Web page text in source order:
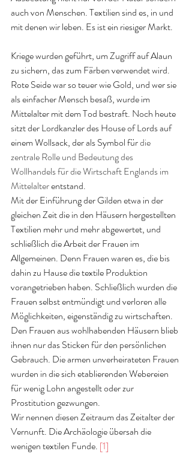
auch von Menschen. Textilien sind es, in und
mit denen wir leben. Es ist ein riesiger Markt.
Kriege wurden geführt, um Zugriff auf Alaun
zu sichern, das zum Färben verwendet wird.
Rote Seide war so teuer wie Gold, und wer sie
als einfacher Mensch besaß, wurde im
Mittelalter mit dem Tod bestraft. Noch heute
sitzt der Lordkanzler des House of Lords auf
einem Wollsack, der als Symbol für die
zentrale Rolle und Bedeutung des
Wollhandels für die Wirtschaft Englands im
Mittelalter entstand.
Mit der Einführung der Gilden etwa in der
gleichen Zeit die in den Häusern hergestellten
Textilien mehr und mehr abgewertet, und
schließlich die Arbeit der Frauen im
Allgemeinen. Denn Frauen waren es, die bis
dahin zu Hause die textile Produktion
vorangetrieben haben. Schließlich wurden die
Frauen selbst entmündigt und verloren alle
Möglichkeiten, eigenständig zu wirtschaften.
Den Frauen aus wohlhabenden Häusern blieb
ihnen nur das Sticken für den persönlichen
Gebrauch. Die armen unverheirateten Frauen
wurden in die sich etablierenden Webereien
für wenig Lohn angestellt oder zur
Prostitution gezwungen.
Wir nennen diesen Zeitraum das Zeitalter der
Vernunft. Die Archäologie übersah die
wenigen textilen Funde. [1]